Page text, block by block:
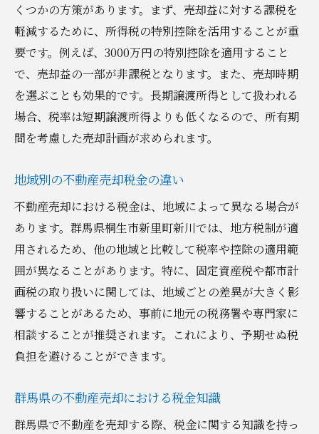
くつかの方策があります。まず、売却益に対する課税を
軽減するために、所得税の特別控除を活用することが重
要です。例えば、3000万円の特別控除を適用すること
で、売却益の一部が非課税となります。また、売却時期
を選ぶことも効果的です。長期譲渡所得として扱われる
場合、税率は短期譲渡所得よりも低くなるので、所有期
間を考慮した売却計画が求められます。
地域別の不動産売却税金の違い
不動産売却における税金は、地域によって異なる場合が
あります。群馬県桐生市新里町新川では、地方税制が適
用されるため、他の地域と比較して税率や控除の適用範
囲が異なることがあります。特に、固定資産税や都市計
画税の取り扱いに関しては、地域ごとの差異が大きく影
響することがあるため、事前に地元の税務署や専門家に
相談することが推奨されます。これにより、予期せぬ税
負担を避けることができます。
群馬県の不動産売却における税金知識
群馬県で不動産を売却する際、税金に関する知識を持っ